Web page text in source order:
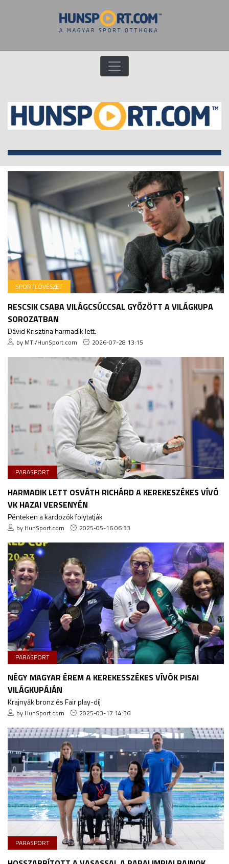
SPORTLÖVÉSZET
RESCSIK CSABA VILÁGCSÚCCSAL GYŐZÖTT A VILÁGKUPA
SOROZATBAN
Dávid Krisztina harmadik lett.
by MTI/HunSport.com 2026-07-28 13:15
PARASPORT
HARMADIK LETT OSVÁTH RICHÁRD A KEREKESZÉKES VÍVÓ
VK HAZAI VERSENYÉN
Pénteken a kardozók folytatják
by HunSport.com 2025-05-16 06:33
PARASPORT
NÉGY MAGYAR ÉREM A KEREKESSZÉKES VÍVÓK PISAI
VILÁGKUPÁJÁN
Krajnyák bronz és Fair play-díj
by HunSport.com 2025-03-17 14:36
PARASPORT